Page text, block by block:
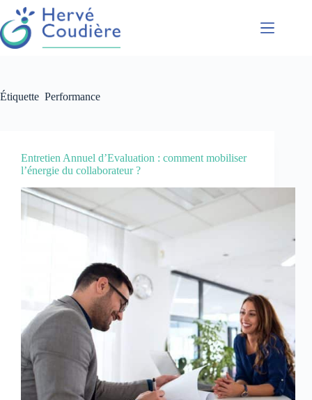
Conférences
Étiquette Performance
Entretien Annuel d’Evaluation : comment mobiliser
l’énergie du collaborateur ?